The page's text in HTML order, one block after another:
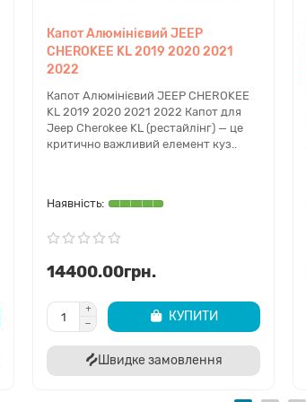
Капот Алюмінієвий JEEP
CHEROKEE KL 2019 2020 2021
2022
Капот Алюмінієвий JEEP CHEROKEE
KL 2019 2020 2021 2022 Капот для
Jeep Cherokee KL (рестайлінг) — це
критично важливий елемент куз..
14400.00грн.
КУПИТИ
Швидке замовлення